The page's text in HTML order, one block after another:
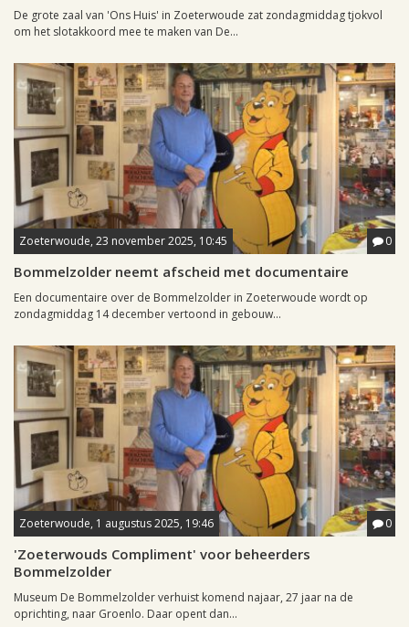
De grote zaal van 'Ons Huis' in Zoeterwoude zat zondagmiddag tjokvol
om het slotakkoord mee te maken van De...
Zoeterwoude, 23 november 2025, 10:45 0
Bommelzolder neemt afscheid met documentaire
Een documentaire over de Bommelzolder in Zoeterwoude wordt op
zondagmiddag 14 december vertoond in gebouw...
Zoeterwoude, 1 augustus 2025, 19:46 0
'Zoeterwouds Compliment' voor beheerders
Bommelzolder
Museum De Bommelzolder verhuist komend najaar, 27 jaar na de
oprichting, naar Groenlo. Daar opent dan...